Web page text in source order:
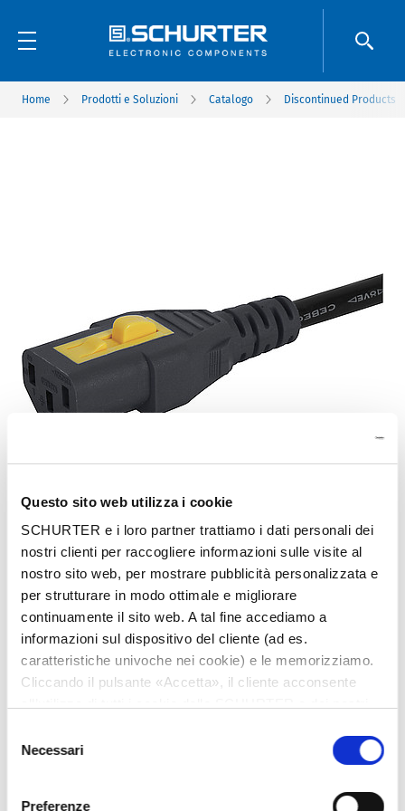
Questo sito web utilizza i cookie
SCHURTER e i loro partner trattiamo i dati personali dei
nostri clienti per raccogliere informazioni sulle visite al
nostro sito web, per mostrare pubblicità personalizzata e
per strutturare in modo ottimale e migliorare
continuamente il sito web. A tal fine accediamo a
informazioni sul dispositivo del cliente (ad es.
caratteristiche univoche nei cookie) e le memorizziamo.
Cliccando il pulsante «Accetta», il cliente acconsente
momento cliccando su «Impostazioni» in fondo alla
pagina. Le impostazioni personali sono comunicate ai
nostri partner e non hanno alcuna influenza sui dati del
delNecessari
Preferenze
Home Prodotti e Soluzioni Catalogo Discontinued Products
Part: 3-100-355
Designation: IEC Jumper cordset 10A 1.2m, V-Lock